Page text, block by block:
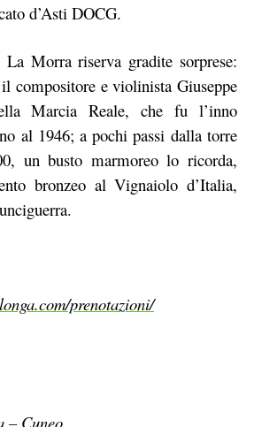
d’Asti DOCG.
Morra riserva gradite sorprese:
compositore e violinista Giuseppe
Marcia Reale, che fu l’inno
al 1946; a pochi passi dalla torre
un busto marmoreo lo ricorda,
bronzeo al Vignaiolo d’Italia,
prenotazioni/
– Cuneo